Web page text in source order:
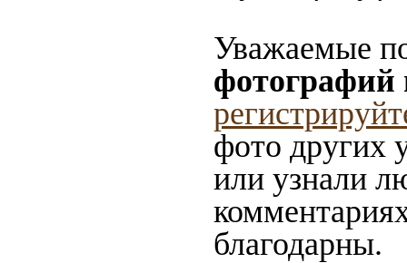
Уважаемые
фотографий
фото других
или узнали
благодарны.